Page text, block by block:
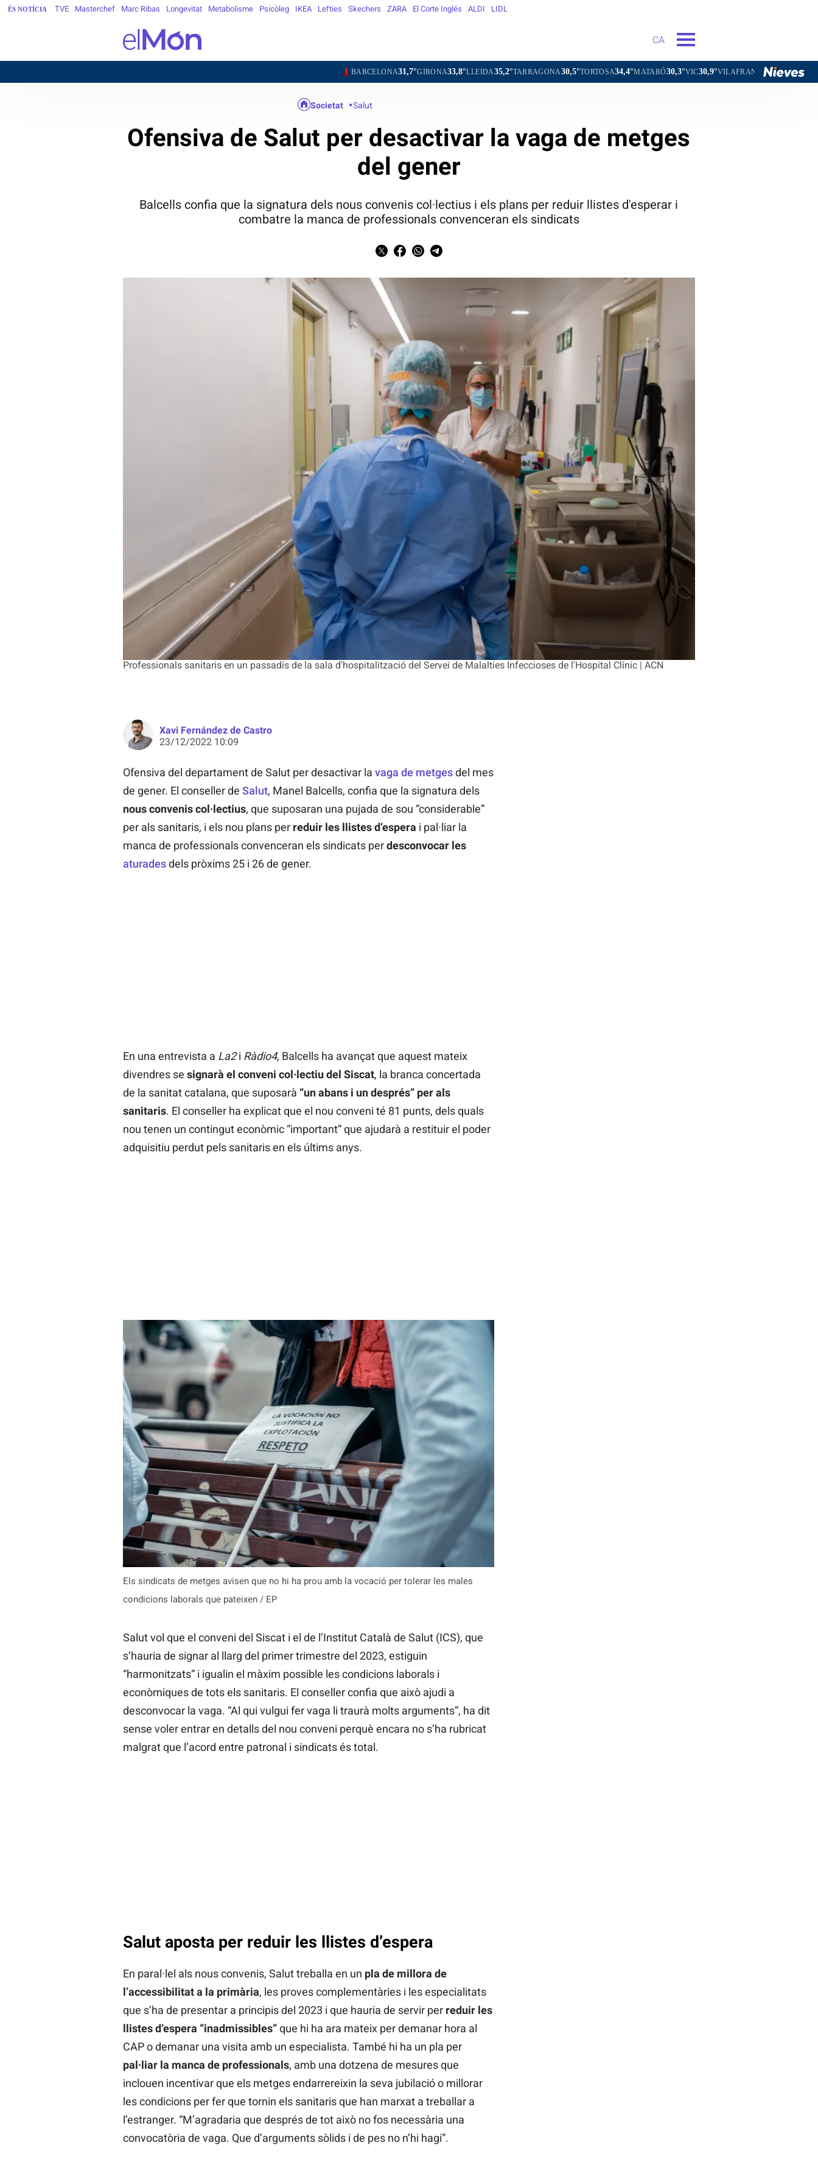
ÉS NOTÍCIA TVE Masterchef Marc Ribas Longevitat Metabolisme Psicòleg IKEA Lefties Skechers ZARA El Corte Inglés ALDI LIDL
CA
31,7°GIRONA33,8°LLEIDA35,2°TARRAGONA30,5°TORTOSA34,4°MATARÓ30,3°VIC30,9°VILAFRANCA DEL PENEDÈS 31,3°
Professionals sanitaris en un passadís de la sala d'hospitalització del Servei de Malalties Infeccioses de l'Hospital Clínic | ACN
Societat Salut
Ofensiva de Salut per desactivar la vaga de metges
del gener
Balcells confia que la signatura dels nous convenis col·lectius i els plans per reduir llistes d'esperar i
combatre la manca de professionals convenceran els sindicats
Xavi Fernández de Castro
23/12/2022 10:09
Ofensiva del departament de Salut per desactivar la vaga de metgesdel mes
de gener. El conseller de Salut, Manel Balcells, confia que la signatura dels
nous convenis col·lectius, que suposaran una pujada de sou “considerable”
per als sanitaris, i els nou plans per reduir les llistes d’espera i pal·liar la
manca de professionals convenceran els sindicats perdesconvocar les
aturadesdels pròxims 25 i 26 de gener.
En una entrevista a La2i Ràdio4, Balcells ha avançat que aquest mateix
divendres se signarà el conveni col·lectiu del Siscat, la branca concertada
de la sanitat catalana, que suposarà “un abans i un després” per als
sanitaris. El conseller ha explicat que el nou conveni té 81 punts, dels quals
nou tenen un contingut econòmic “important” que ajudarà a restituir el poder
adquisitiu perdut pels sanitaris en els últims anys.
Els sindicats de metges avisen que no hi ha prou amb la vocació per tolerar les males
condicions laborals que pateixen / EP
Salut vol que el conveni del Siscat i el de l’Institut Català de Salut (ICS), que
s’hauria de signar al llarg del primer trimestre del 2023, estiguin
“harmonitzats” i igualin el màxim possible les condicions laborals i
econòmiques de tots els sanitaris. El conseller confia que això ajudi a
desconvocar la vaga. “Al qui vulgui fer vaga li traurà molts arguments”, ha dit
sense voler entrar en detalls del nou conveni perquè encara no s’ha rubricat
malgrat que l’acord entre patronal i sindicats és total.
Salut aposta per reduir les llistes d’espera
En paral·lel als nous convenis, Salut treballa en un pla de millora de
l’accessibilitat a la primària, les proves complementàries i les especialitats
que s’ha de presentar a principis del 2023 i que hauria de servir per reduir les
llistes d’espera “inadmissibles”que hi ha ara mateix per demanar hora al
CAP o demanar una visita amb un especialista. També hi ha un pla per
pal·liar la manca de professionals, amb una dotzena de mesures que
inclouen incentivar que els metges endarrereixin la seva jubilació o millorar
les condicions per fer que tornin els sanitaris que han marxat a treballar a
l’estranger. “M’agradaria que després de tot això no fos necessària una
convocatòria de vaga. Que d’arguments sòlids i de pes no n’hi hagi”.